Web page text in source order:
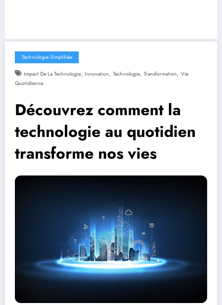
Technologie Simplifiée
Impact De La Technologie, Innovation, Technologie, Transformation, Vie
Quotidienne
Découvrez comment la
technologie au quotidien
transforme nos vies